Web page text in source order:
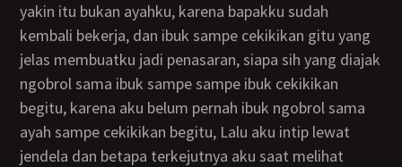
yakin itu bukan ayahku, karena bapakku sudah
kembali bekerja, dan ibuk sampe cekikikan gitu yang
jelas membuatku jadi penasaran, siapa sih yang diajak
ngobrol sama ibuk sampe sampe ibuk cekikikan
begitu, karena aku belum pernah ibuk ngobrol sama
ayah sampe cekikikan begitu, Lalu aku intip lewat
jendela dan betapa terkejutnya aku saat melihat